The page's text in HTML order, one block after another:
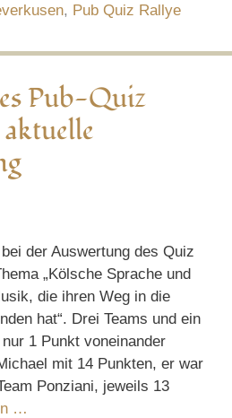
, Pub Quiz Rallye
Pub-Quiz
der Auswertung des Quiz
„Kölsche Sprache und
die ihren Weg in die
hat“. Drei Teams und ein
1 Punkt voneinander
mit 14 Punkten, er war
Ponziani, jeweils 13
…